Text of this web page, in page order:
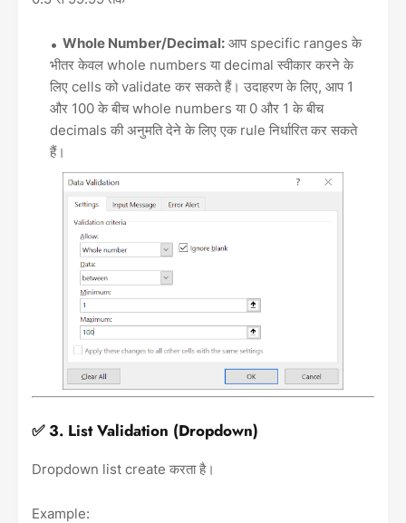
Whole Number/Decimal: आप specific ranges के
भीतर केवल whole numbers या decimal स्वीकार करने के
लिए cells को validate कर सकते हैं। उदाहरण के लिए, आप 1
और 100 के बीच whole numbers या 0 और 1 के बीच
decimals की अनुमति देने के लिए एक rule निर्धारित कर सकते
हैं।
✅ 3. List Validation (Dropdown)
Dropdown list create करता है।
Example: